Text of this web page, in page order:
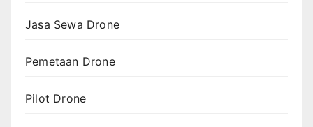
Jasa Sewa Drone
Pemetaan Drone
Pilot Drone